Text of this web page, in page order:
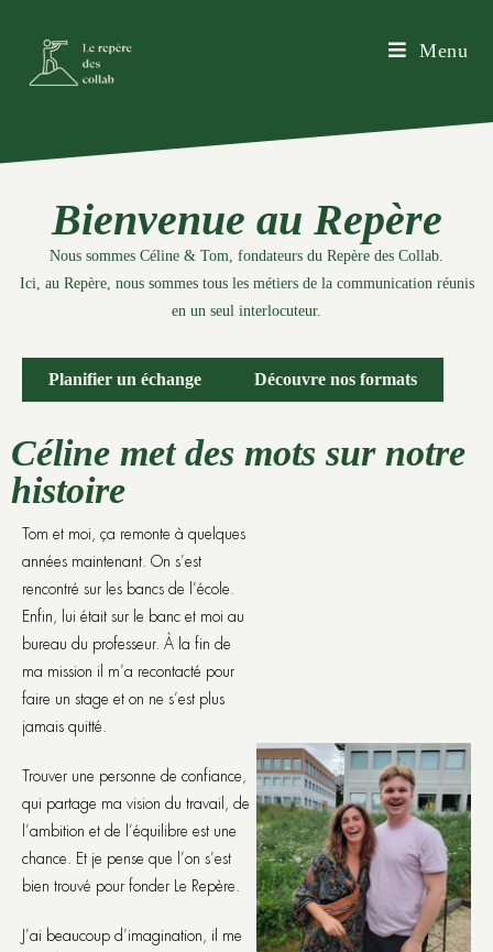
Menu
Bienvenue au Repère
Nous sommes Céline & Tom, fondateurs du Repère des Collab.
Ici, au Repère, nous sommes tous les métiers de la communication réunis
en un seul interlocuteur.
Planifier un échange Découvre nos formats
Céline met des mots sur notre
histoire
Tom et moi, ça remonte à quelques
années maintenant. On s’est
rencontré sur les bancs de l’école.
Enfin, lui était sur le banc et moi au
bureau du professeur. À la fin de
ma mission il m’a recontacté pour
faire un stage et on ne s’est plus
jamais quitté.
Trouver une personne de confiance,
qui partage ma vision du travail, de
l’ambition et de l’équilibre est une
chance. Et je pense que l’on s’est
bien trouvé pour fonder Le Repère.
J’ai beaucoup d’imagination, il me